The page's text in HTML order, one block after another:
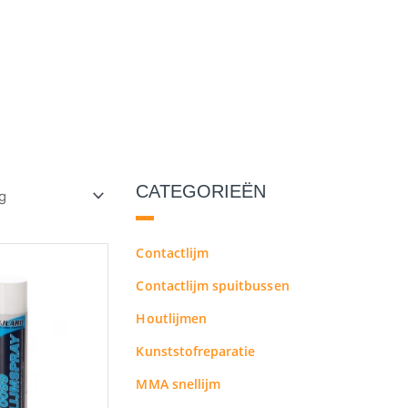
CATEGORIEËN
Contactlijm
Contactlijm spuitbussen
Houtlijmen
Kunststofreparatie
MMA snellijm